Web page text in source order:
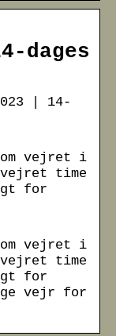
dages
| 14-
vejret i
vejret time
for
vejret i
vejret time
for
vejr for